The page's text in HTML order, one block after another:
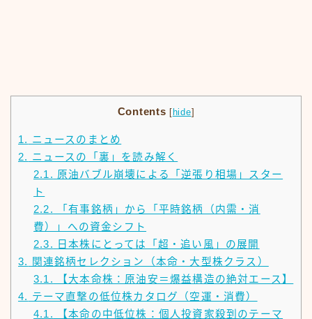
Contents [ hide]
1. ニュースのまとめ
2. ニュースの「裏」を読み解く
2.1. 原油バブル崩壊による「逆張り相場」スター
ト
2.2.
「有事銘柄」から「平時銘柄（内需・消
費）」への資金シフト
2.3.
日本株にとっては「超・追い風」の展開
3.
関連銘柄セレクション（本命・大型株クラス）
3.1.
【大本命株：原油安＝爆益構造の絶対エース】
4. テーマ直撃の低位株カタログ（空運・消費）
4.1.
【本命の中低位株：個人投資家殺到のテーマ